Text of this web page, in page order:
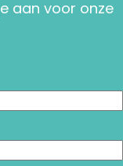
aan voor onze